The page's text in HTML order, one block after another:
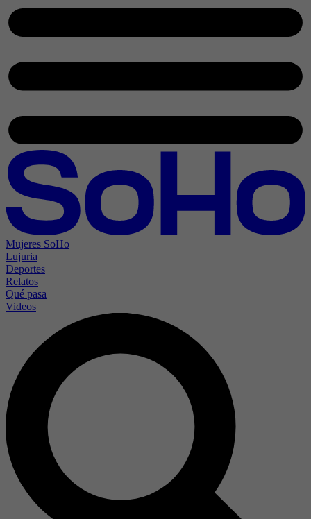
Mujeres SoHo
Lujuria
Deportes
Relatos
Qué pasa
Videos